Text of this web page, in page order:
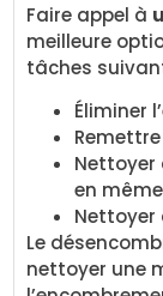
Faire appel à
meilleure
tâches
Éliminer
Nettoyer
en
Nettoyer
Le
nettoyer une